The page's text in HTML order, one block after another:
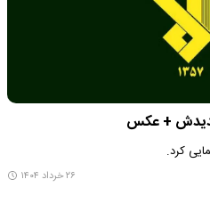
جدیدش + عکس
کرد.
۲۶ خرداد ۱۴۰۴